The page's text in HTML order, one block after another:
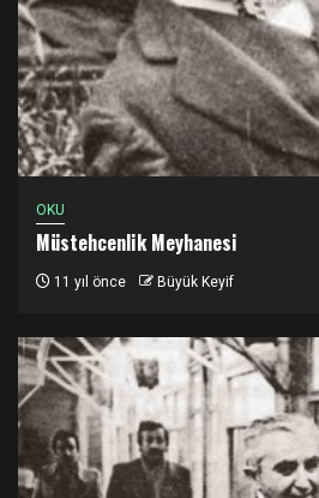
OKU
Müstehcenlik Meyhanesi
11 yıl önce Büyük Keyif